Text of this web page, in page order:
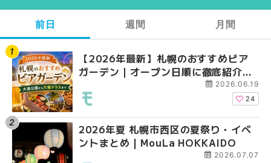
前日
【2026年最新】札幌のおすすめビア
ガーデン｜オープン日順に徹底紹介！
大通公園から穴場テラスまで | MouLa
HOKKAIDO
2026.06.19
24
2026年夏 札幌市西区の夏祭り・イベ
ントまとめ | MouLa HOKKAIDO
2026.07.07
週間
【2026年最新】札幌
ガーデン｜オープン日
大通公園から穴場テ
2026年夏 札幌市西区
ントまとめ | MouLa
月間
【2026年最新】札幌
ガーデン｜オープン日
大通公園から穴場テ
2026年夏 札幌市北区
ントまとめ | MouLa